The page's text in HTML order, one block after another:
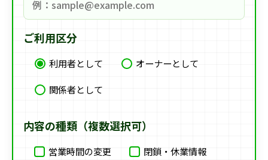
ご利用区分
利用者として
オーナーとして
関係者として
内容の種類（複数選択可）
営業時間の変更 閉鎖・休業情報